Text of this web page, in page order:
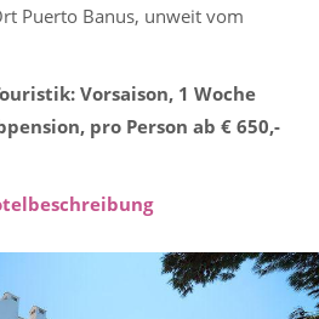
Puerto Banus, unweit vom
Vorsaison, 1 Woche
pro Person ab € 650,-